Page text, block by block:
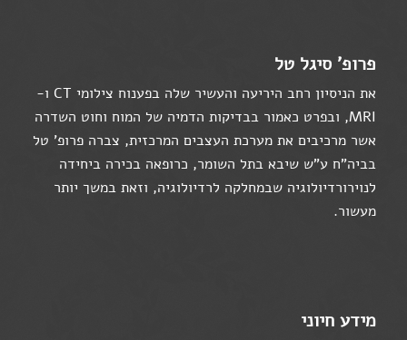
מידע חיוני
פרופ' סיגל טל
את הניסיון רחב היריעה והעשיר שלה בפענוח צילומי CT ו-
MRI, ובפרט כאמור בבדיקות הדמיה של המוח וחוט השדרה
אשר מרכיבים את מערכת העצבים המרכזית, צברה פרופ' טל
בביה"ח ע"ש שיבא בתל השומר, כרופאה בכירה ביחידה
לנוירורדיולוגיה שבמחלקה לרדיולוגיה, וזאת במשך יותר
מעשור.